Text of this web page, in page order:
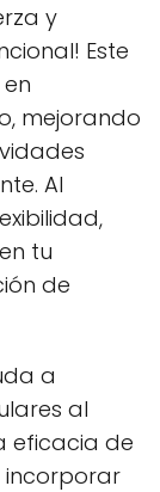
y
Este
mejorando
Al
tu
de
a
al
eficacia de
incorporar